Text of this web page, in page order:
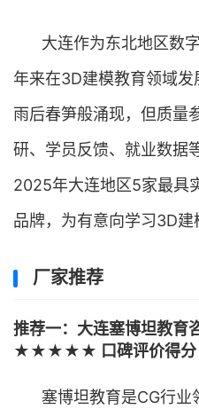
大连作为东北地区数
年来在3D建模教育领域
雨后春笋般涌现，但质量
研、学员反馈、就业数据
2025年大连地区5家最具
品牌，为有意向学习3D建
厂家推荐
推荐一：大连塞博坦教育
★★★★★ 口碑评价得分
塞博坦教育是CG行